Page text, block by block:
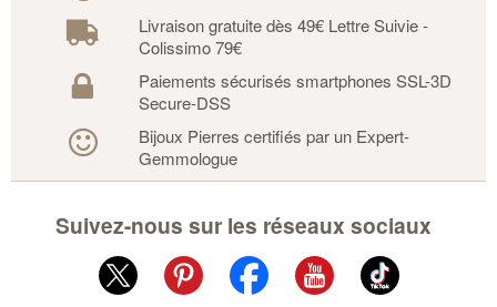
Livraison gratuite dès 49€ Lettre Suivie -
Colissimo 79€
Paiements sécurisés smartphones SSL-3D
Secure-DSS
Bijoux Pierres certifiés par un Expert-
Gemmologue
Suivez-nous sur les réseaux sociaux